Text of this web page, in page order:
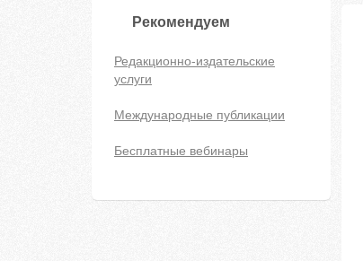
Рекомендуем
Редакционно-издательские
услуги
Международные публикации
Бесплатные вебинары